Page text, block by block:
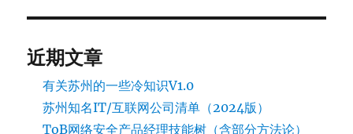
近期文章
有关苏州的一些冷知识V1.0
苏州知名IT/互联网公司清单（2024版）
ToB网络安全产品经理技能树（含部分方法论）